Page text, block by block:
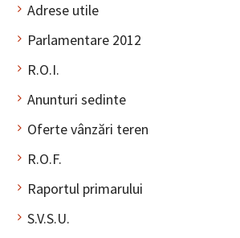
Adrese utile
Parlamentare 2012
R.O.I.
Anunturi sedinte
Oferte vânzări teren
R.O.F.
Raportul primarului
S.V.S.U.